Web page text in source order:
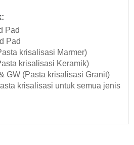
Pad
Pad
krisalisasi Marmer)
krisalisasi Keramik)
GW (Pasta krisalisasi Granit)
krisalisasi untuk semua jenis